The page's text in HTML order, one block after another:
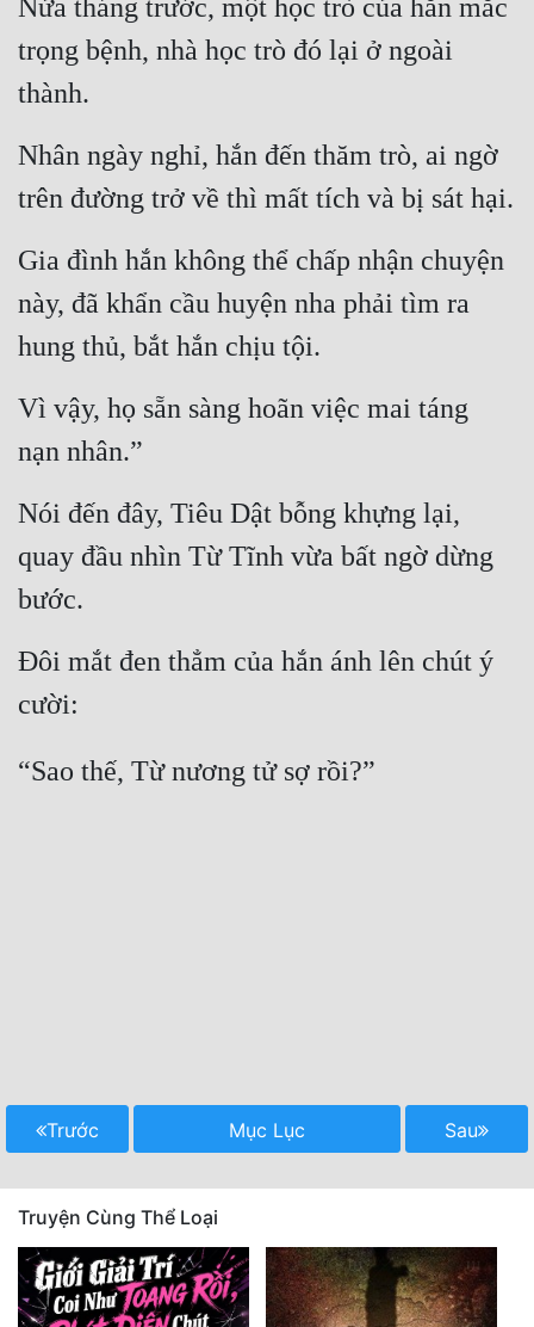
Nửa tháng trước, một học trò của hắn mắc
trọng bệnh, nhà học trò đó lại ở ngoài
thành.
Nhân ngày nghỉ, hắn đến thăm trò, ai ngờ
trên đường trở về thì mất tích và bị sát hại.
Gia đình hắn không thể chấp nhận chuyện
này, đã khẩn cầu huyện nha phải tìm ra
hung thủ, bắt hắn chịu tội.
Vì vậy, họ sẵn sàng hoãn việc mai táng
nạn nhân.”
Nói đến đây, Tiêu Dật bỗng khựng lại,
quay đầu nhìn Từ Tĩnh vừa bất ngờ dừng
bước.
Đôi mắt đen thẳm của hắn ánh lên chút ý
cười:
“Sao thế, Từ nương tử sợ rồi?”
Trước Mục Lục Sau
Truyện Cùng Thể Loại